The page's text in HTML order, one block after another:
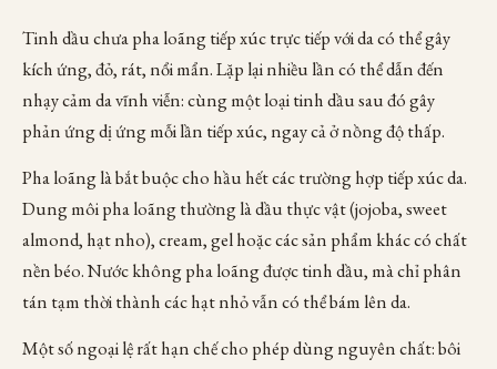
Tinh dầu chưa pha loãng tiếp xúc trực tiếp với da có thể gây
kích ứng, đỏ, rát, nổi mẩn. Lặp lại nhiều lần có thể dẫn đến
nhạy cảm da vĩnh viễn: cùng một loại tinh dầu sau đó gây
phản ứng dị ứng mỗi lần tiếp xúc, ngay cả ở nồng độ thấp.
Pha loãng là bắt buộc cho hầu hết các trường hợp tiếp xúc da.
Dung môi pha loãng thường là dầu thực vật (jojoba, sweet
almond, hạt nho), cream, gel hoặc các sản phẩm khác có chất
nền béo. Nước không pha loãng được tinh dầu, mà chỉ phân
tán tạm thời thành các hạt nhỏ vẫn có thể bám lên da.
Một số ngoại lệ rất hạn chế cho phép dùng nguyên chất: bôi